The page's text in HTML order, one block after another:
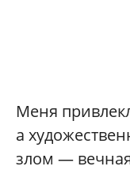
Меня
а
злом —